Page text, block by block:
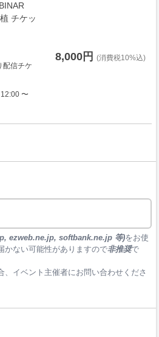
チケッ
配信チケ
〜
8,000円 (消費税10%込)
ezweb.ne.jp, softbank.ne.jp 等)をお使
かない可能性がありますので非推奨で
、イベント主催者にお問い合わせくださ